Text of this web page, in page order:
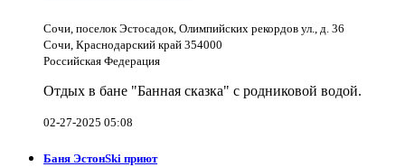
Сочи, поселок Эстосадок, Олимпийских рекордов ул., д. 36
Сочи, Краснодарский край 354000
Российская Федерация
Отдых в бане "Банная сказка" с родниковой водой.
02-27-2025 05:08
Баня ЭстонSki приют